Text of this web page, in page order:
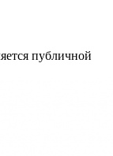
публичной